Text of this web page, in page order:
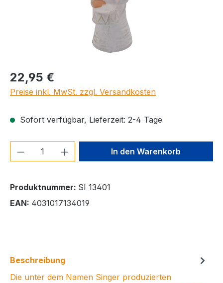
Regulärer Preis:
22,95 €
Preise inkl. MwSt. zzgl. Versandkosten
Sofort verfügbar, Lieferzeit: 2-4 Tage
Produkt Anzahl: Gib denIn den Warenkorb
Produktnummer: SI 13401
EAN: 4031017134019
Beschreibung
Die unter dem Namen Singer produzierten